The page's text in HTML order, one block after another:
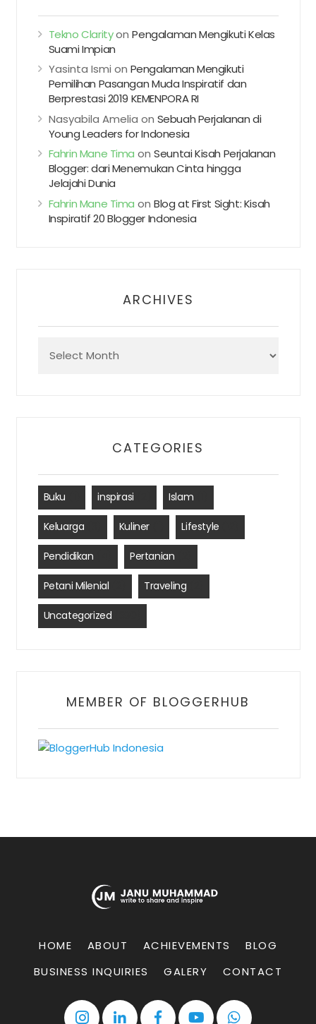
Tekno ClarityonPengalaman Mengikuti Kelas
Suami Impian
Yasinta Ismi on Pengalaman Mengikuti
Pemilihan Pasangan Muda Inspiratif dan
Berprestasi 2019 KEMENPORA RI
Nasyabila Amelia on Sebuah Perjalanan di
Young Leaders for Indonesia
Fahrin Mane Tima onSeuntai Kisah Perjalanan
Blogger: dari Menemukan Cinta hingga
Jelajahi Dunia
Fahrin Mane Tima onBlog at First Sight: Kisah
Inspiratif 20 Blogger Indonesia
ARCHIVES
CATEGORIES
Buku inspirasi Islam
Keluarga Kuliner(1) Lifestyle
Pendidikan Pertanian
Petani Milenial Traveling
Uncategorized
MEMBER OF BLOGGERHUB
HOME ABOUT ACHIEVEMENTS
BLOG
BUSINESS INQUIRIES
GALERY CONTACT